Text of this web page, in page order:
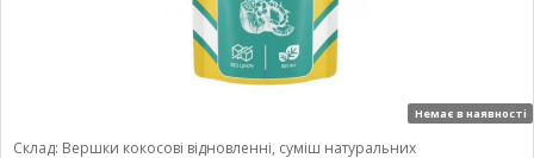
Немає в наявності
Склад: Вершки кокосові відновленні, суміш натуральних